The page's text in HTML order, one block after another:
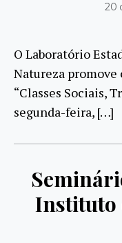
20
O Laboratório
Natureza
“Classes Sociais,
segunda-feira, […]
Instituto